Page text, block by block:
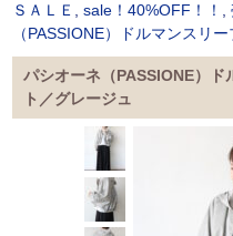
ＳＡＬＥ
,sale！40%OFF！！ ,
（PASSIONE）ドルマンスリ
パシオーネ（PASSIONE）ド
ト／グレージュ